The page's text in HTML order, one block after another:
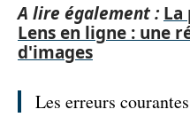
A lire également : La
Lens en ligne : une
d'images
Les erreurs